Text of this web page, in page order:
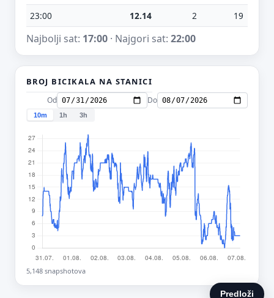
23:00
12.14 2 19
Najbolji sat: 17:00· Najgori sat: 22:00
BROJ BICIKALA NA STANICI
Od Do
10m 1h 3h
5,148 snapshotova
Predloži